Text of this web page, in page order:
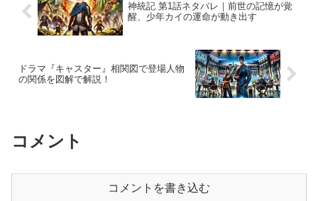
神統記 第1話ネタバレ｜前世の記憶が覚
醒、少年カイの運命が動き出す
ドラマ『キャスター』相関図で登場人物
の関係を図解で解説！
コメント
コメントを書き込む